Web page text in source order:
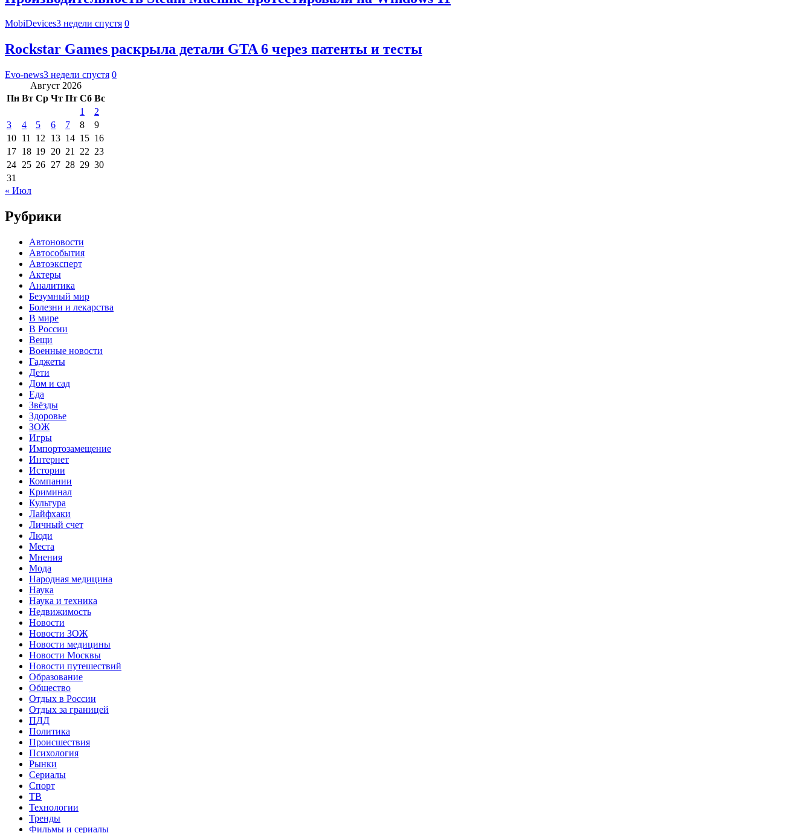
MobiDevices3 недели спустя 0
Rockstar Games раскрыла детали GTA 6 через патенты и тесты
Evo-news3 недели спустя 0
Август 2026
Пн Вт Ср Чт Пт Сб Вс
1
2
3
4 5 6 7 8
9
10 11 12 13 14 15 16
17 18 19 20 21 22 23
24 25 26 27 28 29 30
31
« Июл
Рубрики
Автоновости
Автособытия
Автоэксперт
Актеры
Аналитика
Безумный мир
Болезни и лекарства
В мире
В России
Вещи
Военные новости
Гаджеты
Дети
Дом и сад
Еда
Звёзды
Здоровье
ЗОЖ
Игры
Импортозамещение
Интернет
Истории
Компании
Криминал
Культура
Лайфхаки
Личный счет
Люди
Места
Мнения
Мода
Народная медицина
Наука
Наука и техника
Недвижимость
Новости
Новости ЗОЖ
Новости медицины
Новости Москвы
Новости путешествий
Образование
Общество
Отдых в России
Отдых за границей
ПДД
Политика
Происшествия
Психология
Рынки
Сериалы
Спорт
ТВ
Технологии
Тренды
Фильмы и сериалы